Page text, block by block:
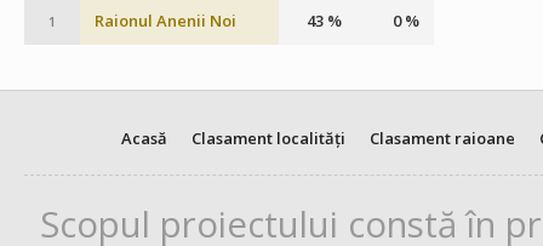
1 Raionul Anenii Noi 43 % 0 %
Acasă Clasament localități Clasament raioane
Scopul proiectului constă în